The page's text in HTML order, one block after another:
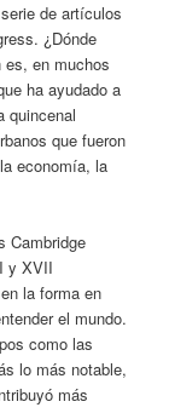
de artículos
¿Dónde
es, en muchos
ha ayudado a
quincenal
que fueron
economía, la
Cambridge
y XVII
la forma en
el mundo.
como las
lo más notable,
más